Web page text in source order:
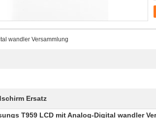
wandler Versammlung
Ersatz
T959 LCD mit Analog-Digital wandler